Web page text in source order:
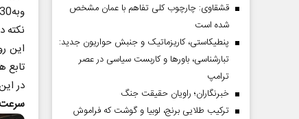
وبه230 نیاز رسیده است.
نکته
در
قشقاوی: چارچوب کلی تفاهم با عمان مشخص
شده است
پنطیکاستی، کاریزماتیک و جنبش حواریون جدید:
تبارشناسی، باور‌ها و کاربست سیاسی در عصر
ترامپ
خبرنگاران؛ راویان حقیقت جنگ
ترکیب طلایی برنج، لوبیا و گوشت که فراموش